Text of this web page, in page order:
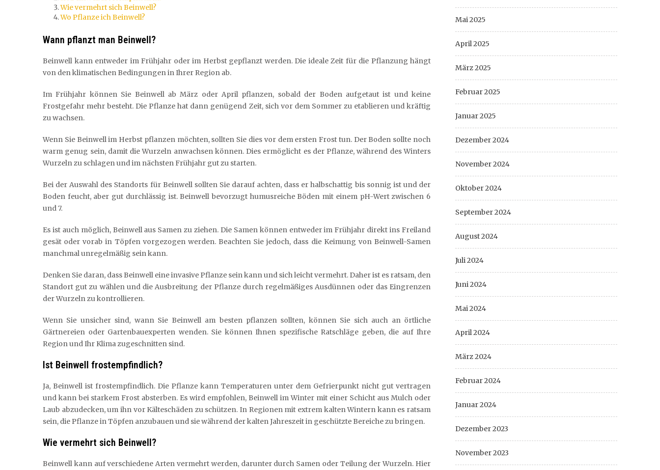
Wie vermehrt sich Beinwell?
Wo Pflanze ich Beinwell?
Wann pflanzt man Beinwell?
Beinwell kann entweder im Frühjahr oder im Herbst gepflanzt werden. Die ideale Zeit für die Pflanzung hängt
von den klimatischen Bedingungen in Ihrer Region ab.
Im Frühjahr können Sie Beinwell ab März oder April pflanzen, sobald der Boden aufgetaut ist und keine
Frostgefahr mehr besteht. Die Pflanze hat dann genügend Zeit, sich vor dem Sommer zu etablieren und kräftig
zu wachsen.
Wenn Sie Beinwell im Herbst pflanzen möchten, sollten Sie dies vor dem ersten Frost tun. Der Boden sollte noch
warm genug sein, damit die Wurzeln anwachsen können. Dies ermöglicht es der Pflanze, während des Winters
Wurzeln zu schlagen und im nächsten Frühjahr gut zu starten.
Bei der Auswahl des Standorts für Beinwell sollten Sie darauf achten, dass er halbschattig bis sonnig ist und der
Boden feucht, aber gut durchlässig ist. Beinwell bevorzugt humusreiche Böden mit einem pH-Wert zwischen 6
und 7.
Es ist auch möglich, Beinwell aus Samen zu ziehen. Die Samen können entweder im Frühjahr direkt ins Freiland
gesät oder vorab in Töpfen vorgezogen werden. Beachten Sie jedoch, dass die Keimung von Beinwell-Samen
manchmal unregelmäßig sein kann.
Denken Sie daran, dass Beinwell eine invasive Pflanze sein kann und sich leicht vermehrt. Daher ist es ratsam, den
Standort gut zu wählen und die Ausbreitung der Pflanze durch regelmäßiges Ausdünnen oder das Eingrenzen
der Wurzeln zu kontrollieren.
Wenn Sie unsicher sind, wann Sie Beinwell am besten pflanzen sollten, können Sie sich auch an örtliche
Gärtnereien oder Gartenbauexperten wenden. Sie können Ihnen spezifische Ratschläge geben, die auf Ihre
Region und Ihr Klima zugeschnitten sind.
Ist Beinwell frostempfindlich?
Ja, Beinwell ist frostempfindlich. Die Pflanze kann Temperaturen unter dem Gefrierpunkt nicht gut vertragen
und kann bei starkem Frost absterben. Es wird empfohlen, Beinwell im Winter mit einer Schicht aus Mulch oder
Laub abzudecken, um ihn vor Kälteschäden zu schützen. In Regionen mit extrem kalten Wintern kann es ratsam
sein, die Pflanze in Töpfen anzubauen und sie während der kalten Jahreszeit in geschützte Bereiche zu bringen.
Wie vermehrt sich Beinwell?
Beinwell kann auf verschiedene Arten vermehrt werden, darunter durch Samen oder Teilung der Wurzeln. Hier
Mai 2025
April 2025
März 2025
Februar 2025
Januar 2025
Dezember 2024
November 2024
Oktober 2024
September 2024
August 2024
Juli 2024
Juni 2024
Mai 2024
April 2024
März 2024
Februar 2024
Januar 2024
Dezember 2023
November 2023